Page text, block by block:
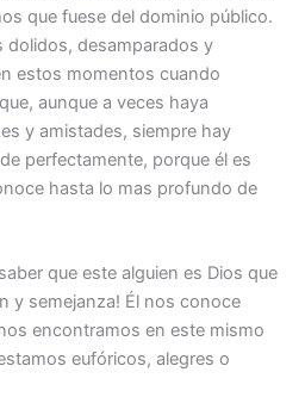
que fuese del dominio público.
dolidos, desamparados y
estos momentos cuando
aunque a veces haya
y amistades, siempre hay
perfectamente, porque él es
hasta lo mas profundo de
que este alguien es Dios que
y semejanza! Él nos conoce
encontramos en este mismo
eufóricos, alegres o